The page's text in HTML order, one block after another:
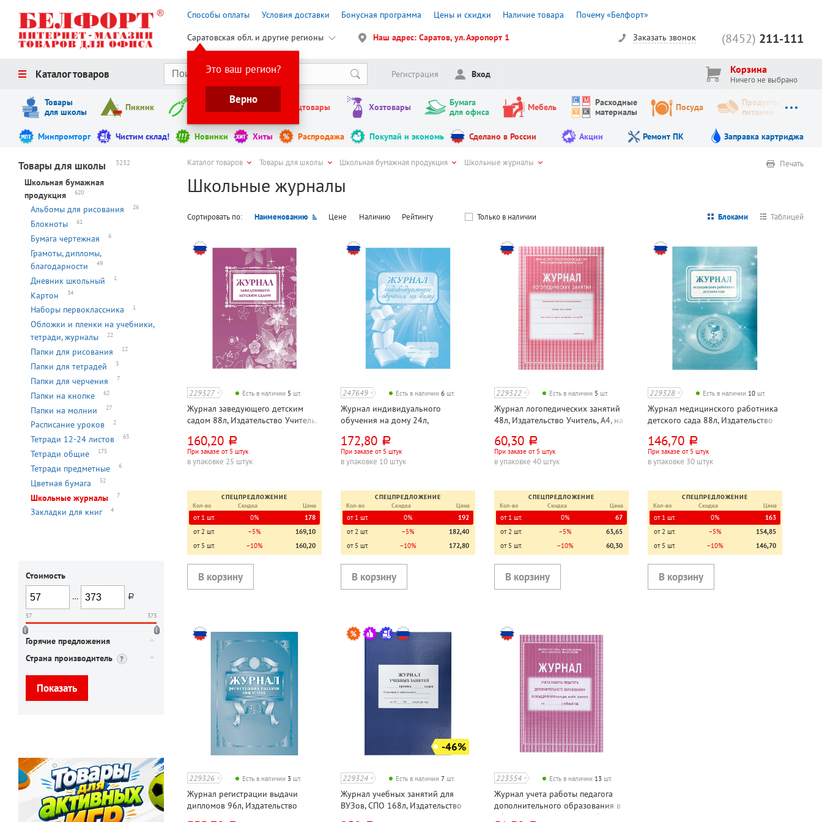
Способы оплаты Условия доставки Бонусная программа Цены и скидки Наличие товара Почему «Белфорт»
Саратовская обл. и другие регионы
Это ваш регион?
Верно
Наш адрес: Саратов, ул. Аэропорт 1 (8452) 211-111
Заказать звонок
Каталог товаров Регистрация Вход Корзина
Ничего не выбрано
Товары
для школы
Пикник Инструменты Канцтовары Хозтовары
Бумага
для офиса
Мебель
Расходные
материалы
Посуда
Продукты
питания
Минпромторг Чистим склад! Новинки Хиты Распродажа Покупай и экономь Сделано в России Акции Ремонт ПК Заправка картриджа
Товары для школы 3232
Школьная бумажная
продукция
620
Альбомы для рисования 26
Блокноты 61
Бумага чертежная 6
Грамоты, дипломы,
благодарности
49
Дневник школьный 1
Картон 34
Наборы первоклассника 1
Обложки и пленки на учебники,
тетради, журналы
22
Папки для рисования 12
Папки для тетрадей 3
Папки для черчения 7
Папки на кнопке 62
Папки на молнии 27
Расписание уроков 2
Тетради 12-24 листов 63
Тетради общие 175
Тетради предметные 6
Цветная бумага 52
Школьные журналы 7
Закладки для книг 4
Стоимость
…
руб.
57 373
Горячие предложения
Страна производитель
Каталог товаров Товары для школы Школьная бумажная продукция Школьные журналы
Школьные журналы
Печать
Сортировать по: Наименованию Цене Наличию Рейтингу Только в наличии Блоками Таблицей
229327 Есть в наличии 5 шт.
Журнал заведующего детским
садом 88л, Издательство Учитель,
А4, на скрепке, мягкая обл., картон
мелованный
160,20 руб.
При заказе от 5 штук
в упаковке 25 штук
СПЕЦПРЕДЛОЖЕНИЕ
Кол-во
Скидка Цена
от 1 шт. 0%
178
от 2 шт.
−5%
169,10
от 5 шт.
−10% 160,20
247649 Есть в наличии6 шт.
Журнал индивидуального
обучения на дому 24л,
обложка картон мелованный,
внутр. блок бумага писчая, 60г⁄м²,
универсальный
172,80 руб.
При заказе от 5 штук
в упаковке 10 штук
СПЕЦПРЕДЛОЖЕНИЕ
Кол-во
Скидка Цена
от 1 шт. 0%
192
от 2 шт.
−5%
182,40
от 5 шт.
−10% 172,80
229322 Есть в наличии 5 шт.
Журнал логопедических занятий
48л, Издательство Учитель, А4, на
скрепке, мягкая обл.
60,30 руб.
При заказе от 5 штук
в упаковке 40 штук
СПЕЦПРЕДЛОЖЕНИЕ
Кол-во
Скидка Цена
от 1 шт. 0%
67
от 2 шт.
−5%
63,65
от 5 шт.
−10% 60,30
229328 Есть в наличии 10 шт.
Журнал медицинского работника
детского сада 88л, Издательство
обл., картон мелованный
146,70 руб.
При заказе от 5 штук
в упаковке 30 штук
СПЕЦПРЕДЛОЖЕНИЕ
Кол-во
Скидка Цена
от 1 шт. 0%
163
от 2 шт.
−5%
154,85
от 5 шт.
−10% 146,70
229326 Есть в наличии 3 шт.
Журнал регистрации выдачи
дипломов 96л, Издательство
-46%
229324 Есть в наличии7 шт.
Журнал учебных занятий для
ВУЗов, СПО 168л, Издательство
223554 Есть в наличии 13 шт.
Журнал учета работы педагога
дополнительного образования в
объединении (секции, клубе,